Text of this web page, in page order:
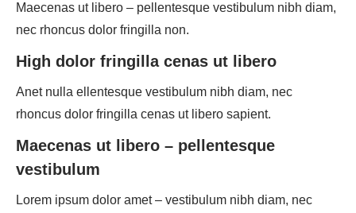
Maecenas ut libero – pellentesque vestibulum nibh diam,
nec rhoncus dolor fringilla non.
High dolor fringilla cenas ut libero
Anet nulla ellentesque vestibulum nibh diam, nec
rhoncus dolor fringilla cenas ut libero sapient.
Maecenas ut libero – pellentesque
vestibulum
Lorem ipsum dolor amet – vestibulum nibh diam, nec